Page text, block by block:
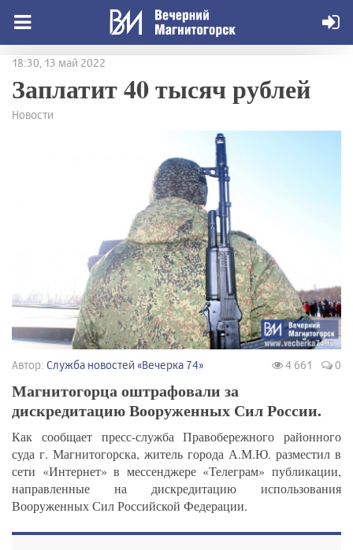
18:30, 13 май 2022
Заплатит 40 тысяч рублей
Новости
Автор: Служба новостей «Вечерка 74» 4 661 0
Магнитогорца оштрафовали за
дискредитацию Вооруженных Сил России.
Как сообщает пресс-служба Правобережного районного
суда г. Магнитогорска, житель города А.М.Ю. разместил в
сети «Интернет» в мессенджере «Телеграм» публикации,
направленные на дискредитацию использования
Вооруженных Сил Российской Федерации.